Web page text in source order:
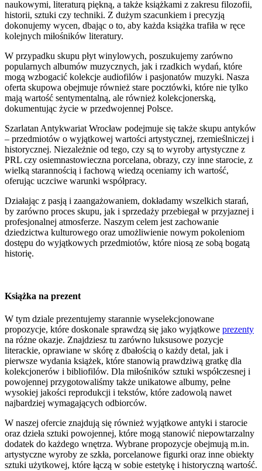
naukowymi, literaturą piękną, a także książkami z zakresu filozofii,
historii, sztuki czy techniki. Z dużym szacunkiem i precyzją
dokonujemy wycen, dbając o to, aby każda książka trafiła w ręce
kolejnych miłośników literatury.
W przypadku skupu płyt winylowych, poszukujemy zarówno
popularnych albumów muzycznych, jak i rzadkich wydań, które
mogą wzbogacić kolekcje audiofilów i pasjonatów muzyki. Nasza
oferta skupowa obejmuje również stare pocztówki, które nie tylko
mają wartość sentymentalną, ale również kolekcjonerską,
dokumentując życie w przedwojennej Polsce.
Szarlatan Antykwariat Wrocław podejmuje się także skupu antyków
– przedmiotów o wyjątkowej wartości artystycznej, rzemieślniczej i
historycznej. Niezależnie od tego, czy są to wyroby artystyczne z
PRL czy osiemnastowieczna porcelana, obrazy, czy inne starocie, z
wielką starannością i fachową wiedzą oceniamy ich wartość,
oferując uczciwe warunki współpracy.
Działając z pasją i zaangażowaniem, dokładamy wszelkich starań,
by zarówno proces skupu, jak i sprzedaży przebiegał w przyjaznej i
profesjonalnej atmosferze. Naszym celem jest zachowanie
dziedzictwa kulturowego oraz umożliwienie nowym pokoleniom
dostępu do wyjątkowych przedmiotów, które niosą ze sobą bogatą
historię.
Książka na prezent
W tym dziale prezentujemy starannie wyselekcjonowane
propozycje, które doskonale sprawdzą się jako wyjątkowe prezenty
na różne okazje. Znajdziesz tu zarówno luksusowe pozycje
literackie, oprawiane w skórę z dbałością o każdy detal, jak i
pierwsze wydania książek, które stanowią prawdziwą gratkę dla
kolekcjonerów i bibliofilów. Dla miłośników sztuki współczesnej i
powojennej przygotowaliśmy także unikatowe albumy, pełne
wysokiej jakości reprodukcji i tekstów, które zadowolą nawet
najbardziej wymagających odbiorców.
W naszej ofercie znajdują się również wyjątkowe antyki i starocie
oraz dzieła sztuki powojennej, które mogą stanowić niepowtarzalny
dodatek do każdego wnętrza. Wybrane propozycje obejmują m.in.
artystyczne wyroby ze szkła, porcelanowe figurki oraz inne obiekty
sztuki użytkowej, które łączą w sobie estetykę i historyczną wartość.